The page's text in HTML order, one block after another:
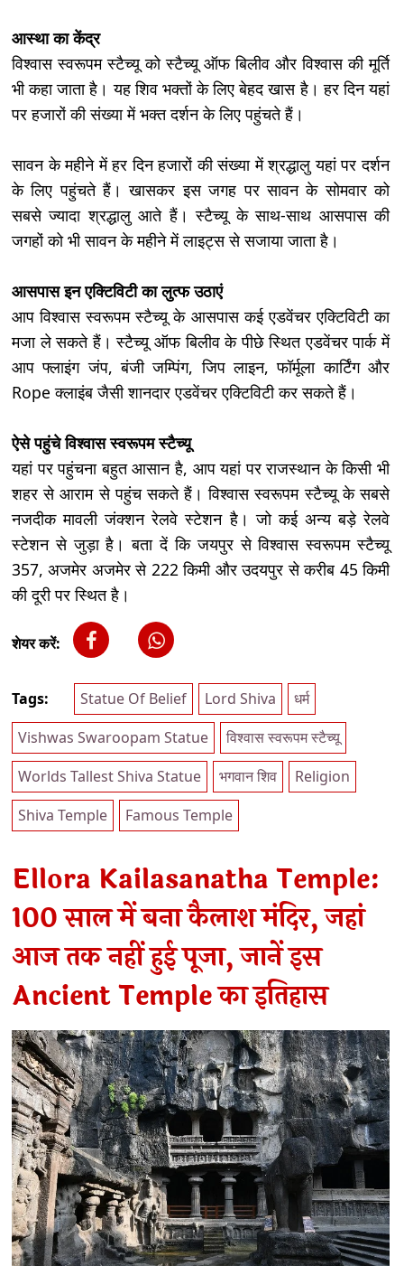
आस्था का केंद्र
विश्वास स्वरूपम स्टैच्यू को स्टैच्यू ऑफ बिलीव और विश्वास की मूर्ति
भी कहा जाता है। यह शिव भक्तों के लिए बेहद खास है। हर दिन यहां
पर हजारों की संख्या में भक्त दर्शन के लिए पहुंचते हैं।
सावन के महीने में हर दिन हजारों की संख्या में श्रद्धालु यहां पर दर्शन
के लिए पहुंचते हैं। खासकर इस जगह पर सावन के सोमवार को
सबसे ज्यादा श्रद्धालु आते हैं। स्टैच्यू के साथ-साथ आसपास की
जगहों को भी सावन के महीने में लाइट्स से सजाया जाता है।
आसपास इन एक्टिविटी का लुत्फ उठाएं
आप विश्वास स्वरूपम स्टैच्यू के आसपास कई एडवेंचर एक्टिविटी का
मजा ले सकते हैं। स्टैच्यू ऑफ बिलीव के पीछे स्थित एडवेंचर पार्क में
आप फ्लाइंग जंप, बंजी जम्पिंग, जिप लाइन, फॉर्मूला कार्टिंग और
Rope क्लाइंब जैसी शानदार एडवेंचर एक्टिविटी कर सकते हैं।
ऐसे पहुंचे विश्वास स्वरूपम स्टैच्यू
यहां पर पहुंचना बहुत आसान है, आप यहां पर राजस्थान के किसी भी
शहर से आराम से पहुंच सकते हैं। विश्वास स्वरूपम स्टैच्यू के सबसे
नजदीक मावली जंक्शन रेलवे स्टेशन है। जो कई अन्य बड़े रेलवे
स्टेशन से जुड़ा है। बता दें कि जयपुर से विश्वास स्वरूपम स्टैच्यू
357, अजमेर अजमेर से 222 किमी और उदयपुर से करीब 45 किमी
की दूरी पर स्थित है।
शेयर करें:
Tags: Statue Of Belief Lord Shiva
धर्म
Vishwas Swaroopam Statue
विश्वास स्वरूपम स्टैच्यू
Worlds Tallest Shiva Statue
भगवान शिव
Religion
Shiva Temple
Famous Temple
Ellora Kailasanatha Temple:
100 साल में बना कैलाश मंदिर, जहां
आज तक नहीं हुई पूजा, जानें इस
Ancient Temple का इतिहास